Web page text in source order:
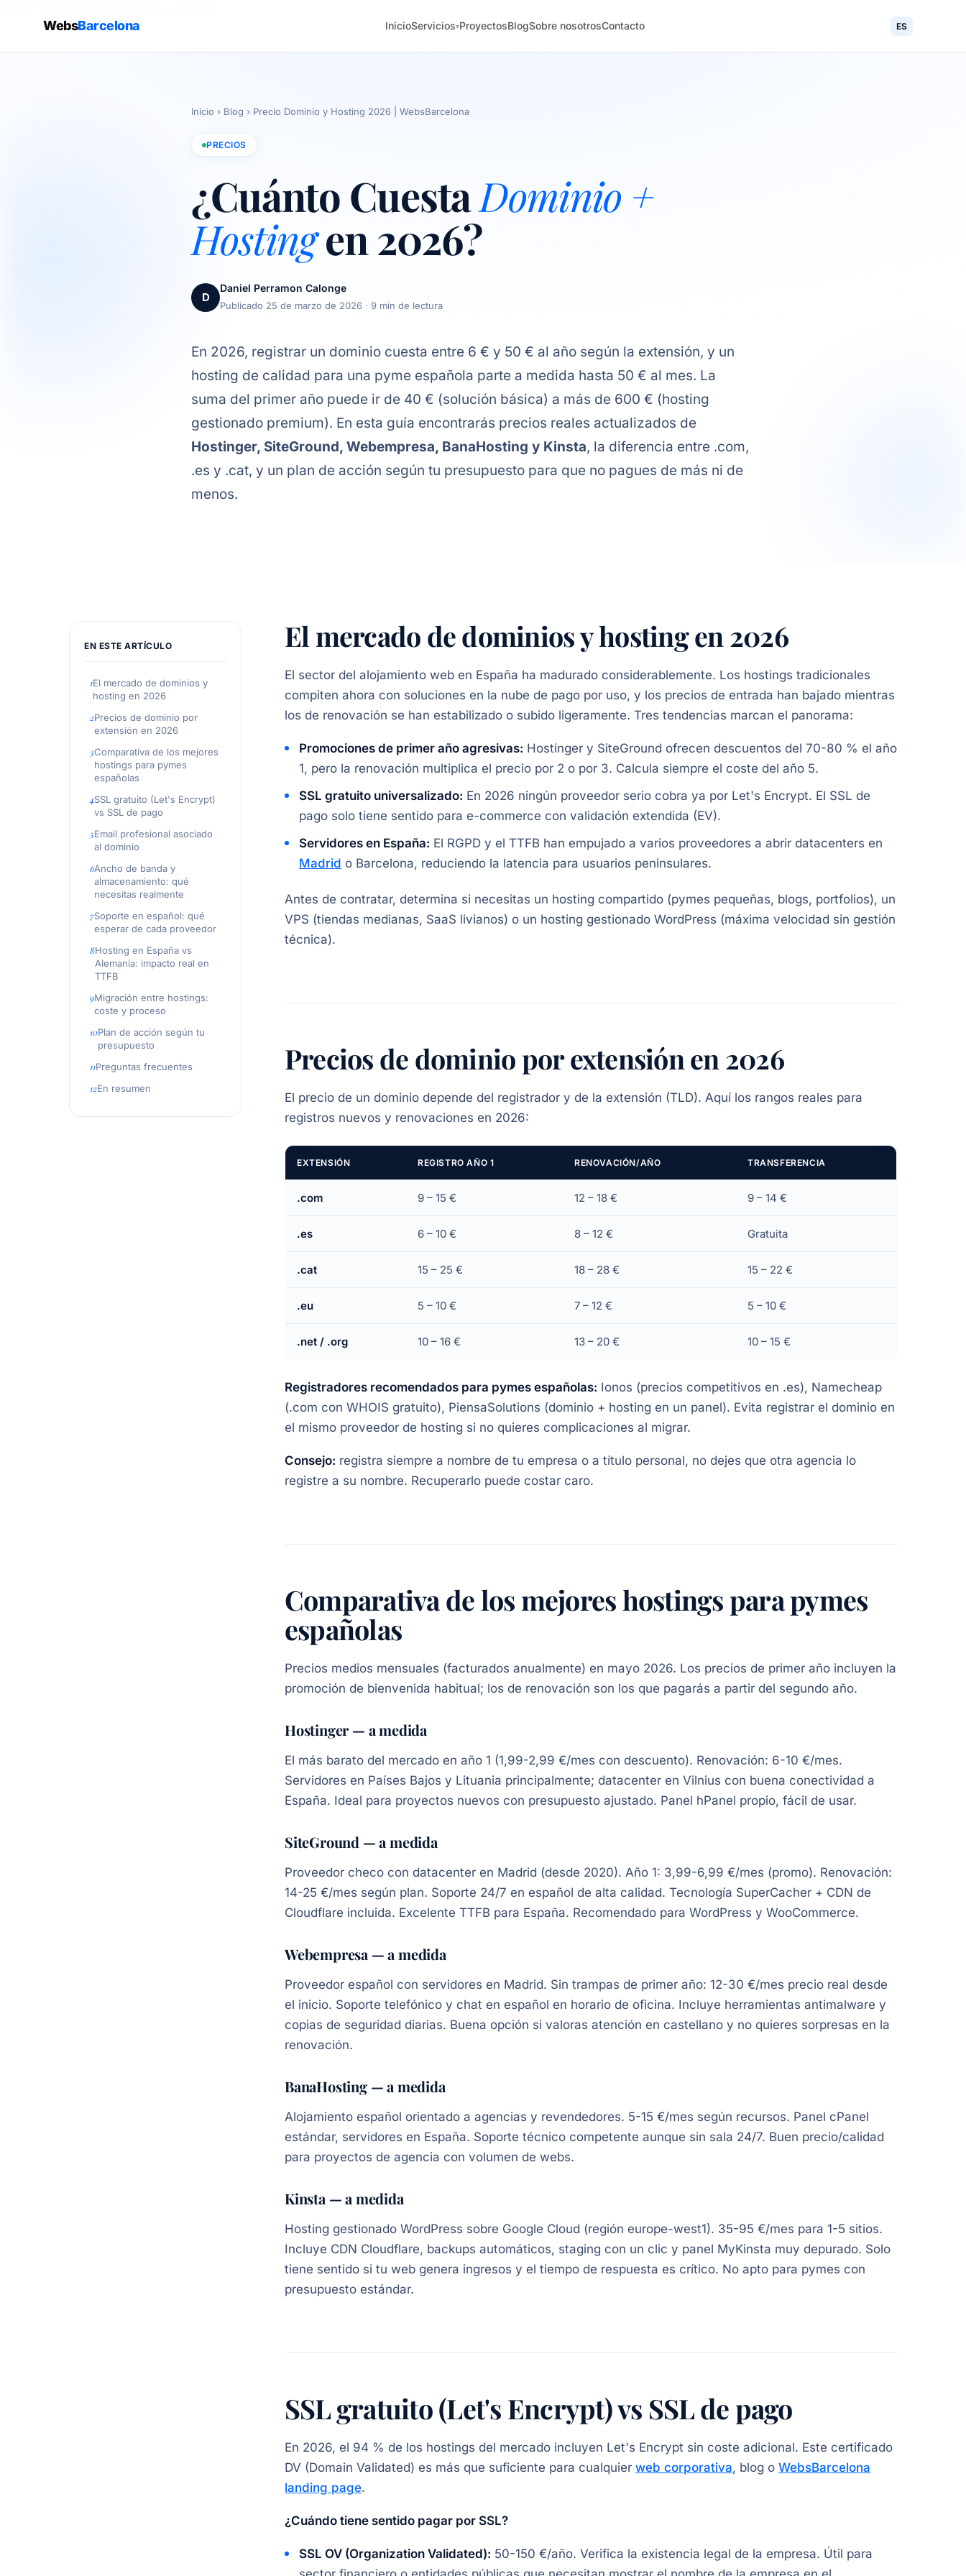
WebsBarcelona InicioServicios▾ProyectosBlogSobre nosotrosContacto ES
Inicio › Blog › Precio Dominio y Hosting 2026 | WebsBarcelona
PRECIOS
¿Cuánto CuestaDominio +
Hostingen 2026?
D
Daniel Perramon Calonge
Publicado 25 de marzo de 2026 · 9 min de lectura
En 2026, registrar un dominio cuesta entre 6 € y 50 € al año según la extensión, y un
hosting de calidad para una pyme española parte a medida hasta 50 € al mes. La
suma del primer año puede ir de 40 € (solución básica) a más de 600 € (hosting
gestionado premium). En esta guía encontrarás precios reales actualizados de
Hostinger, SiteGround, Webempresa, BanaHosting y Kinsta, la diferencia entre .com,
.es y .cat, y un plan de acción según tu presupuesto para que no pagues de más ni de
menos.
EN ESTE ARTÍCULO
El mercado de dominios y
hosting en 2026
Precios de dominio por
extensión en 2026
Comparativa de los mejores
hostings para pymes
españolas
SSL gratuito (Let's Encrypt)
vs SSL de pago
Email profesional asociado
al dominio
Ancho de banda y
almacenamiento: qué
necesitas realmente
Soporte en español: qué
esperar de cada proveedor
Hosting en España vs
Alemania: impacto real en
TTFB
Migración entre hostings:
coste y proceso
Plan de acción según tu
presupuesto
Preguntas frecuentes
En resumen
El mercado de dominios y hosting en 2026
El sector del alojamiento web en España ha madurado considerablemente. Los hostings tradicionales
compiten ahora con soluciones en la nube de pago por uso, y los precios de entrada han bajado mientras
los de renovación se han estabilizado o subido ligeramente. Tres tendencias marcan el panorama:
Promociones de primer año agresivas: Hostinger y SiteGround ofrecen descuentos del 70-80 % el año
1, pero la renovación multiplica el precio por 2 o por 3. Calcula siempre el coste del año 5.
SSL gratuito universalizado: En 2026 ningún proveedor serio cobra ya por Let's Encrypt. El SSL de
pago solo tiene sentido para e-commerce con validación extendida (EV).
Servidores en España: El RGPD y el TTFB han empujado a varios proveedores a abrir datacenters en
Madrid o Barcelona, reduciendo la latencia para usuarios peninsulares.
Antes de contratar, determina si necesitas un hosting compartido (pymes pequeñas, blogs, portfolios), un
VPS (tiendas medianas, SaaS livianos) o un hosting gestionado WordPress (máxima velocidad sin gestión
técnica).
Precios de dominio por extensión en 2026
El precio de un dominio depende del registrador y de la extensión (TLD). Aquí los rangos reales para
registros nuevos y renovaciones en 2026:
EXTENSIÓN REGISTRO AÑO 1 RENOVACIÓN/AÑO TRANSFERENCIA
.com 9 – 15 € 12 – 18 € 9 – 14 €
.es 6 – 10 € 8 – 12 € Gratuita
.cat 15 – 25 € 18 – 28 € 15 – 22 €
.eu 5 – 10 € 7 – 12 € 5 – 10 €
.net / .org 10 – 16 € 13 – 20 € 10 – 15 €
Registradores recomendados para pymes españolas: Ionos (precios competitivos en .es), Namecheap
(.com con WHOIS gratuito), PiensaSolutions (dominio + hosting en un panel). Evita registrar el dominio en
el mismo proveedor de hosting si no quieres complicaciones al migrar.
Consejo: registra siempre a nombre de tu empresa o a título personal, no dejes que otra agencia lo
registre a su nombre. Recuperarlo puede costar caro.
Comparativa de los mejores hostings para pymes
españolas
Precios medios mensuales (facturados anualmente) en mayo 2026. Los precios de primer año incluyen la
promoción de bienvenida habitual; los de renovación son los que pagarás a partir del segundo año.
Hostinger — a medida
El más barato del mercado en año 1 (1,99-2,99 €/mes con descuento). Renovación: 6-10 €/mes.
Servidores en Países Bajos y Lituania principalmente; datacenter en Vilnius con buena conectividad a
España. Ideal para proyectos nuevos con presupuesto ajustado. Panel hPanel propio, fácil de usar.
SiteGround — a medida
Proveedor checo con datacenter en Madrid (desde 2020). Año 1: 3,99-6,99 €/mes (promo). Renovación:
14-25 €/mes según plan. Soporte 24/7 en español de alta calidad. Tecnología SuperCacher + CDN de
Cloudflare incluida. Excelente TTFB para España. Recomendado para WordPress y WooCommerce.
Webempresa — a medida
Proveedor español con servidores en Madrid. Sin trampas de primer año: 12-30 €/mes precio real desde
el inicio. Soporte telefónico y chat en español en horario de oficina. Incluye herramientas antimalware y
copias de seguridad diarias. Buena opción si valoras atención en castellano y no quieres sorpresas en la
renovación.
BanaHosting — a medida
Alojamiento español orientado a agencias y revendedores. 5-15 €/mes según recursos. Panel cPanel
estándar, servidores en España. Soporte técnico competente aunque sin sala 24/7. Buen precio/calidad
para proyectos de agencia con volumen de webs.
Kinsta — a medida
Hosting gestionado WordPress sobre Google Cloud (región europe-west1). 35-95 €/mes para 1-5 sitios.
Incluye CDN Cloudflare, backups automáticos, staging con un clic y panel MyKinsta muy depurado. Solo
tiene sentido si tu web genera ingresos y el tiempo de respuesta es crítico. No apto para pymes con
presupuesto estándar.
SSL gratuito (Let's Encrypt) vs SSL de pago
En 2026, el 94 % de los hostings del mercado incluyen Let's Encrypt sin coste adicional. Este certificado
DV (Domain Validated) es más que suficiente para cualquier web corporativa, blog o WebsBarcelona
landing page.
¿Cuándo tiene sentido pagar por SSL?
SSL OV (Organization Validated): 50-150 €/año. Verifica la existencia legal de la empresa. Útil para